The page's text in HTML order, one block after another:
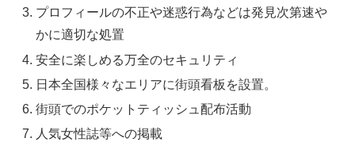
プロフィールの不正や迷惑行為などは発見次第速や
かに適切な処置
安全に楽しめる万全のセキュリティ
日本全国様々なエリアに街頭看板を設置。
街頭でのポケットティッシュ配布活動
人気女性誌等への掲載